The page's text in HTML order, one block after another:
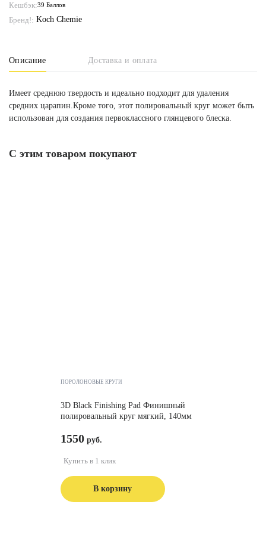
Кешбэк:39 Баллов
Бренд!: Koch Chemie
Описание Доставка и оплата
Имеет среднюю твердость и идеально подходит для удаления
средних царапин.Кроме того, этот полировальный круг может быть
использован для создания первоклассного глянцевого блеска.
С этим товаром покупают
ПОРОЛОНОВЫЕ КРУГИ
3D Black Finishing Pad Финишный
полировальный круг мягкий, 140мм
1550
В корзину
Купить в 1 клик